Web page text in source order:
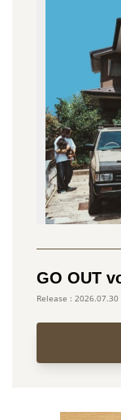
GO OUT
2026.07.30